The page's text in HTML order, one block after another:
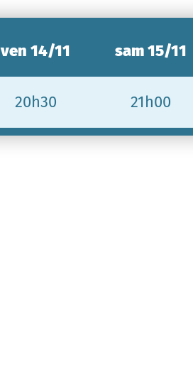
ven 14/11
20h30
sam 15/11
21h00